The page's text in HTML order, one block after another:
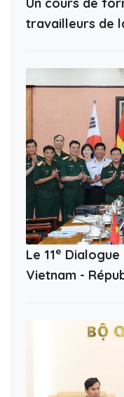
travailleurs de
Le 11e Dialogue
Vietnam -